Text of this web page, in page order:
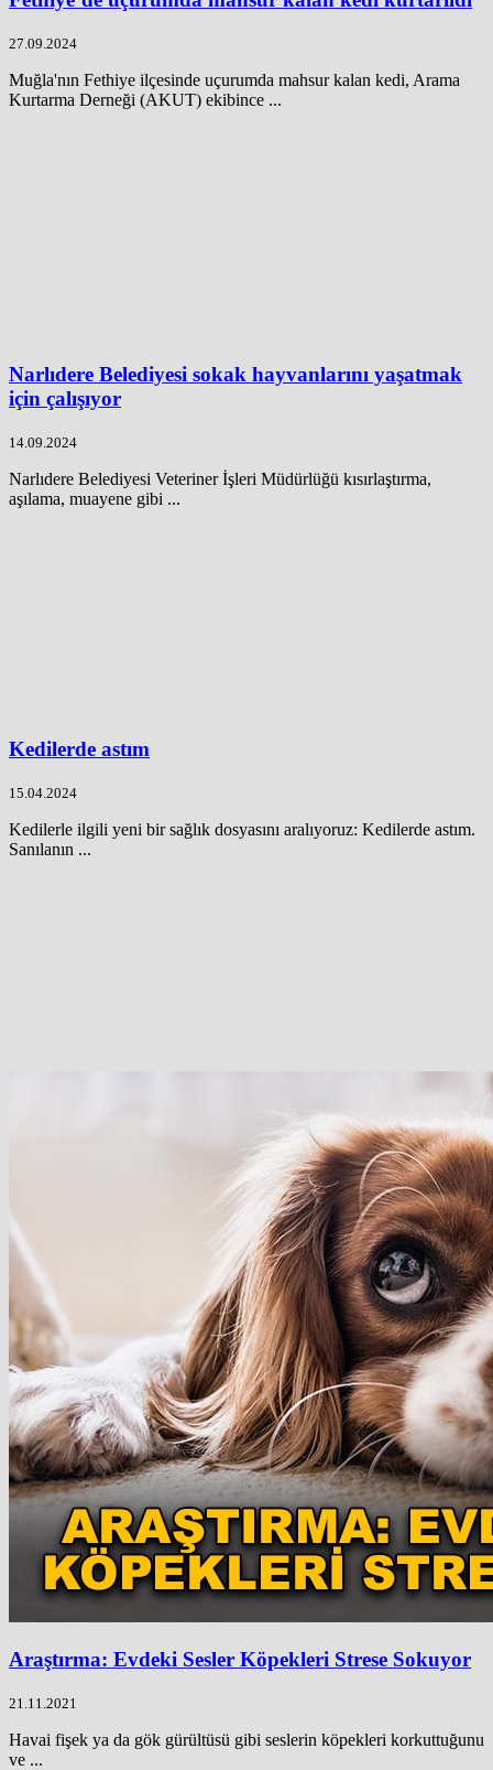
27.09.2024
Muğla'nın Fethiye ilçesinde uçurumda mahsur kalan kedi, Arama
Kurtarma Derneği (AKUT) ekibince ...
Narlıdere Belediyesi sokak hayvanlarını yaşatmak
için çalışıyor
14.09.2024
Narlıdere Belediyesi Veteriner İşleri Müdürlüğü kısırlaştırma,
aşılama, muayene gibi ...
Kedilerde astım
15.04.2024
Kedilerle ilgili yeni bir sağlık dosyasını aralıyoruz: Kedilerde astım.
Sanılanın ...
Araştırma: Evdeki Sesler Köpekleri Strese Sokuyor
21.11.2021
Havai fişek ya da gök gürültüsü gibi seslerin köpekleri korkuttuğunu
ve ...